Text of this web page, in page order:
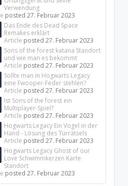
Verwendung
posted27. Februar 2023
Das Ende des Dead Space
Remakes erklärt
Article posted27. Februar 2023
Sons of the forest katana Standort
und wie man es bekommt
Article posted27. Februar 2023
Sollte man in Hogwarts Legacy
eine Fwooper-Feder stehlen?
Article posted27. Februar 2023
Ist Sons of the forest ein
Multiplayer-Spiel?
Article posted27. Februar 2023
Hogwarts Legacy Ein Vogel in der
Hand - Lösung des Türrätsels
Article posted27. Februar 2023
Hogwarts Legacy Ghost of our
Love Schwimmkerzen Karte
Standort
posted27. Februar 2023